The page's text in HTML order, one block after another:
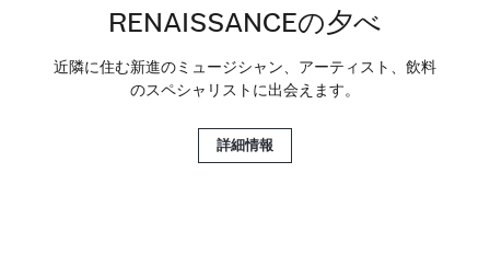
RENAISSANCEの夕べ
近隣に住む新進のミュージシャン、アーティスト、飲料
のスペシャリストに出会えます。
詳細情報